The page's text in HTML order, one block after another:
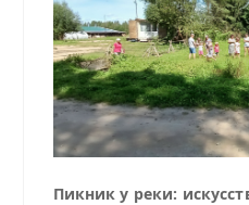
Пикник у реки: